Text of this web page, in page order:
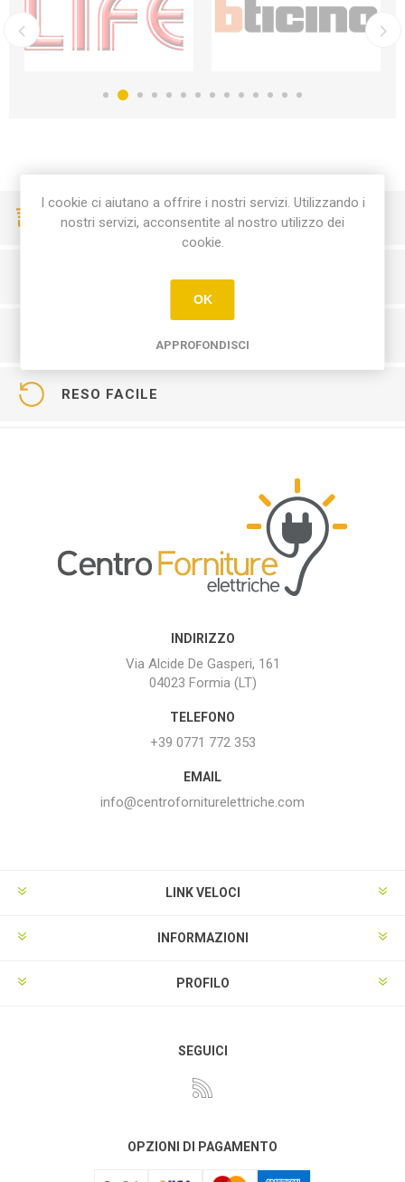
CONSEGNE VELOCI
PAGAMENTI SICURI
RESO FACILE
INDIRIZZO
Via Alcide De Gasperi, 161
04023 Formia (LT)
TELEFONO
+39 0771 772 353
EMAIL
info@centroforniturelettriche.com
LINK VELOCI
INFORMAZIONI
PROFILO
SEGUICI
OPZIONI DI PAGAMENTO
I cookie ci aiutano a offrire i nostri servizi. Utilizzando i
nostri servizi, acconsentite al nostro utilizzo dei
cookie.
OK
APPROFONDISCI